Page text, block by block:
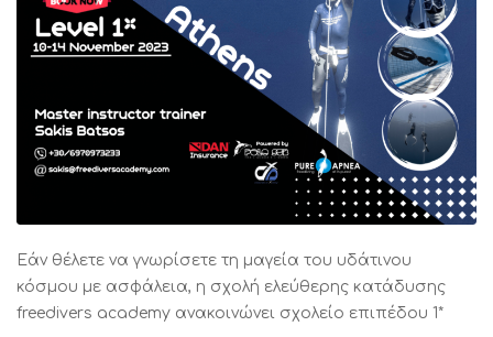
Εάν θέλετε να γνωρίσετε τη μαγεία του υδάτινου
κόσμου με ασφάλεια, η σχολή ελεύθερης κατάδυσης
freedivers academy ανακοινώνει σχολείο επιπέδου 1*